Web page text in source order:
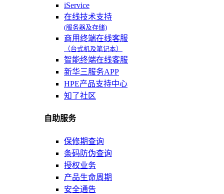
iService
在线技术支持
(服务器及存储)
商用终端在线客服
（台式机及笔记本）
智能终端在线客服
新华三服务APP
HPE产品支持中心
知了社区
自助服务
保修期查询
条码防伪查询
授权业务
产品生命周期
安全通告